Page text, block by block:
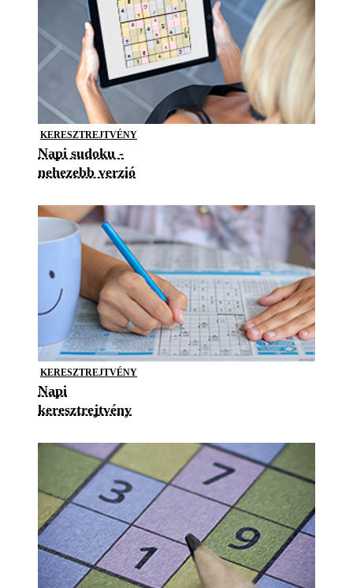
KERESZTREJTVÉNY
Napi sudoku -
nehezebb verzió
KERESZTREJTVÉNY
Napi
keresztrejtvény